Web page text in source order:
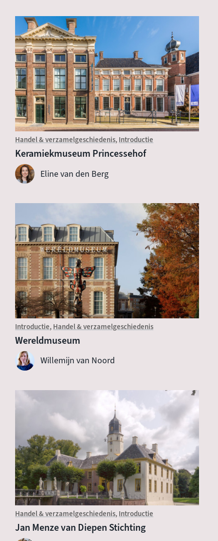
Handel & verzamelgeschiedenis Introductie
Keramiekmuseum Princessehof
Eline van den Berg
Introductie Handel & verzamelgeschiedenis
Wereldmuseum
Willemijn van Noord
Handel & verzamelgeschiedenis Introductie
Jan Menze van Diepen Stichting